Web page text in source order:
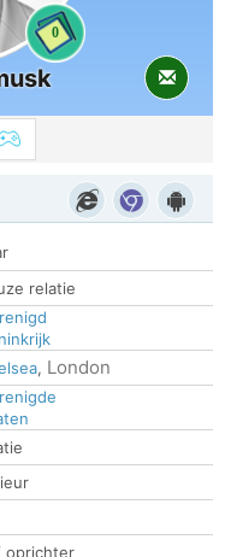
0
relatie
, London
oprichter